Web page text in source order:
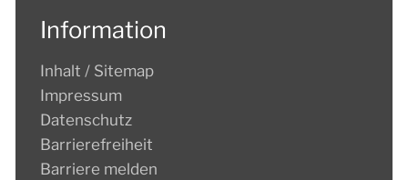
Information
Inhalt / Sitemap
Impressum
Datenschutz
Barrierefreiheit
Barriere melden